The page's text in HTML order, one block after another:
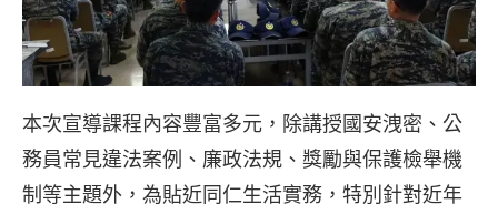
本次宣導課程內容豐富多元，除講授國安洩密、公
務員常見違法案例、廉政法規、獎勵與保護檢舉機
制等主題外，為貼近同仁生活實務，特別針對近年